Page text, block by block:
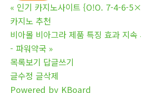
« 인기 카지노사이트 {O!O. 7-4-6-
카지노 추천
비아몰 비아그라 제품 특징 효과 지
- 파워약국 »
목록보기 답글쓰기
글수정 글삭제
Powered by KBoard